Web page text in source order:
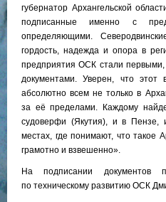
губернатор Архангельской
подписанные именно с
определяющими.
гордость, надежда и опора в
предприятия ОСК стали первыми,
документами. Уверен, что этот
абсолютно всем не только в
за её пределами. Каждому
судоверфи (Якутия), и в Пензе,
местах, где понимают, что такое
грамотно и взвешенно».
На подписании документов
по техническому развитию ОСК